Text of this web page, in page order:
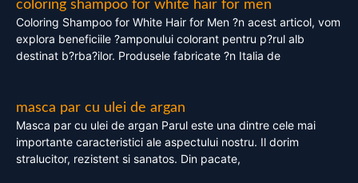
coloring shampoo for white hair for men
Coloring Shampoo for White Hair for Men ?n acest articol, vom
explora beneficiile ?amponului colorant pentru p?rul alb
destinat b?rba?ilor. Produsele fabricate ?n Italia de
masca par cu ulei de argan
Masca par cu ulei de argan Parul este una dintre cele mai
importante caracteristici ale aspectului nostru. Il dorim
stralucitor, rezistent si sanatos. Din pacate,